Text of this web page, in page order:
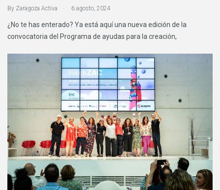
By Zaragoza Activa . 6 agosto, 2024
¿No te has enterado? Ya está aquí una nueva edición de la
convocatoria del Programa de ayudas para la creación,